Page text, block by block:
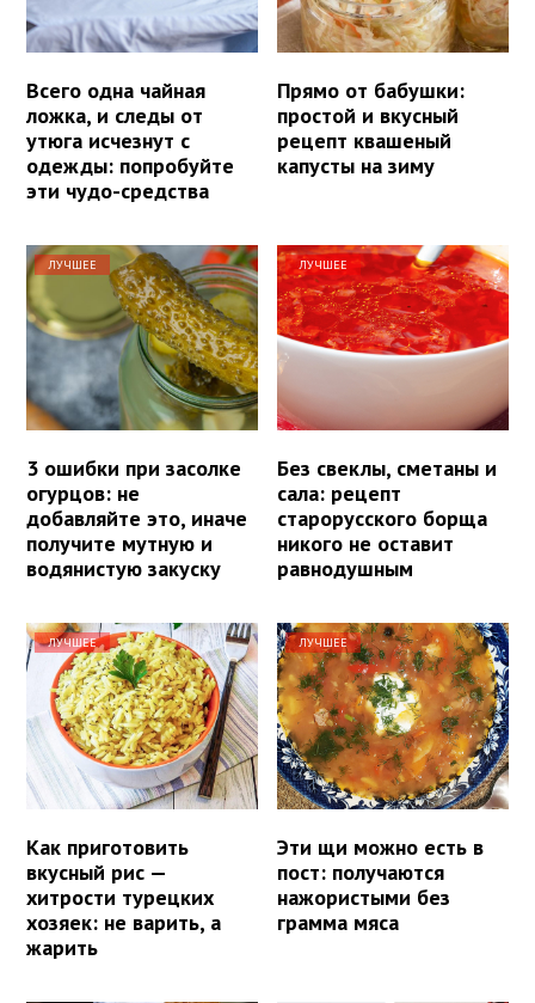
Всего одна чайная
ложка, и следы от
утюга исчезнут с
одежды: попробуйте
эти чудо-средства
Прямо от бабушки:
простой и вкусный
рецепт квашеный
капусты на зиму
ЛУЧШЕЕ
3 ошибки при засолке
огурцов: не
добавляйте это, иначе
получите мутную и
водянистую закуску
ЛУЧШЕЕ
Без свеклы, сметаны и
сала: рецепт
старорусского борща
никого не оставит
равнодушным
ЛУЧШЕЕ
Как приготовить
вкусный рис —
хитрости турецких
хозяек: не варить, а
жарить
ЛУЧШЕЕ
Эти щи можно есть в
пост: получаются
нажористыми без
грамма мяса